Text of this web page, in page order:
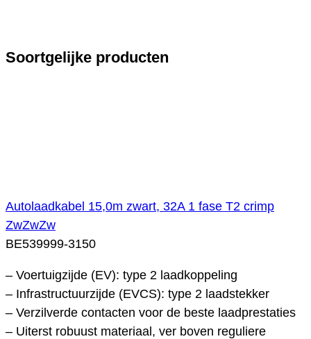
Soortgelijke producten
Autolaadkabel 15,0m zwart, 32A 1 fase T2 crimp
ZwZwZw
BE539999-3150
– Voertuigzijde (EV): type 2 laadkoppeling
– Infrastructuurzijde (EVCS): type 2 laadstekker
– Verzilverde contacten voor de beste laadprestaties
– Uiterst robuust materiaal, ver boven reguliere